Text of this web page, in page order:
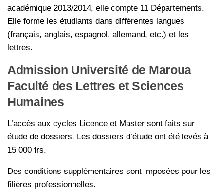
académique 2013/2014, elle compte 11 Départements.
Elle forme les étudiants dans différentes langues
(français, anglais, espagnol, allemand, etc.) et les
lettres.
Admission Université de Maroua
Faculté des Lettres et Sciences
Humaines
L’accès aux cycles Licence et Master sont faits sur
étude de dossiers. Les dossiers d’étude ont été levés à
15 000 frs.
Des conditions supplémentaires sont imposées pour les
filières professionnelles.